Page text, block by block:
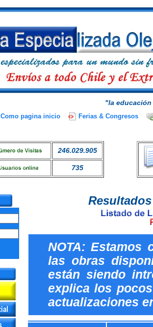
"la
Como pagina inicio Ferias & Congresos
246.029.905
735
NOTA: Estamos
las obras
están siendo
explica los
actualizaciones